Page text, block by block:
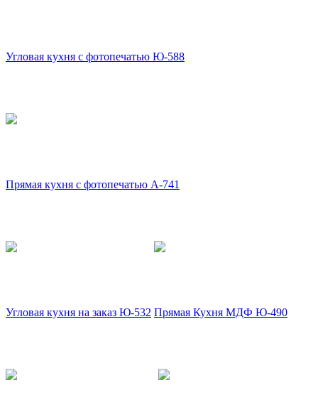
Угловая кухня с фотопечатью Ю-588
Прямая кухня с фотопечатью А-741
Угловая кухня на заказ Ю-532 Прямая Кухня МДФ Ю-490